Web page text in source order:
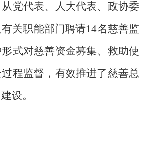
党代表、人大代表、政协委
关职能部门聘请14名慈善监
式对慈善资金募集、救助使
程监督，有效推进了慈善总
设。